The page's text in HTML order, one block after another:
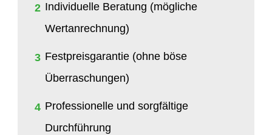
2 Individuelle Beratung (mögliche
Wertanrechnung)
3 Festpreisgarantie (ohne böse
Überraschungen)
4 Professionelle und sorgfältige
Durchführung